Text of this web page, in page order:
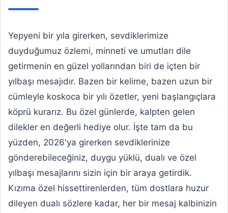
Yepyeni bir yıla girerken, sevdiklerimize
duyduğumuz özlemi, minneti ve umutları dile
getirmenin en güzel yollarından biri de içten bir
yılbaşı mesajıdır. Bazen bir kelime, bazen uzun bir
cümleyle koskoca bir yılı özetler, yeni başlangıçlara
köprü kurarız. Bu özel günlerde, kalpten gelen
dilekler en değerli hediye olur. İşte tam da bu
yüzden, 2026'ya girerken sevdiklerinize
gönderebileceğiniz, duygu yüklü, dualı ve özel
yılbaşı mesajlarını sizin için bir araya getirdik.
Kızıma özel hissettirenlerden, tüm dostlara huzur
dileyen dualı sözlere kadar, her bir mesaj kalbinizin